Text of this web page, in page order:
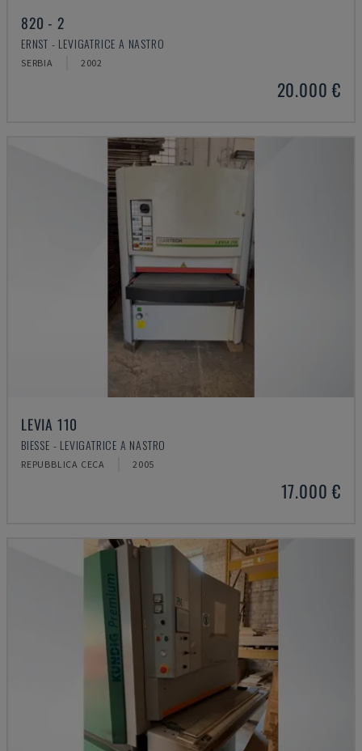
820 - 2
ERNST - LEVIGATRICE A NASTRO
SERBIA 2002
20.000 €
LEVIA 110
BIESSE - LEVIGATRICE A NASTRO
REPUBBLICA CECA 2005
17.000 €